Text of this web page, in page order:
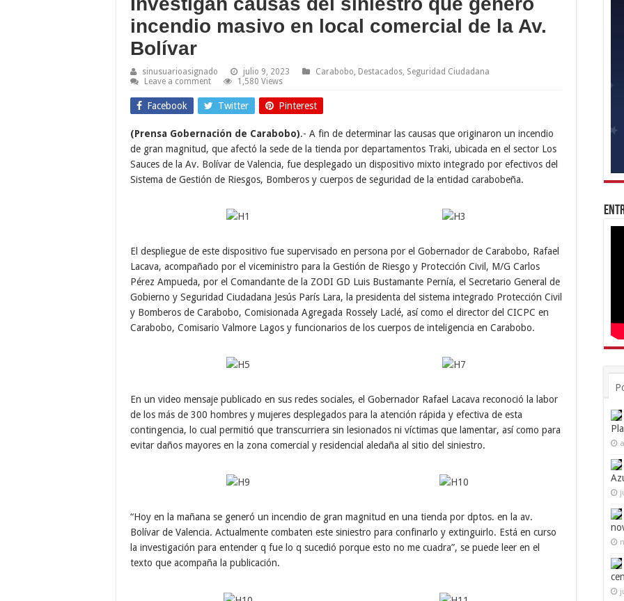
incendio masivo en local comercial de la Av.
Bolívar
sinusuarioasignado julio 9, 2023 Carabobo Destacados Seguridad Ciudadana
Leave a comment
1,580 Views
Facebook Twitter Pinterest
(Prensa Gobernación de Carabobo).- A fin de determinar las causas que originaron un incendio
de gran magnitud, que afectó la sede de la tienda por departamentos Traki, ubicada en el sector Los
Sauces de la Av. Bolívar de Valencia, fue desplegado un dispositivo mixto integrado por efectivos del
Sistema de Gestión de Riesgos, Bomberos y cuerpos de seguridad de la entidad carabobeña.
El despliegue de este dispositivo fue supervisado en persona por el Gobernador de Carabobo, Rafael
Lacava, acompañado por el viceministro para la Gestión de Riesgo y Protección Civil, M/G Carlos
Pérez Ampueda, por el Comandante de la ZODI GD Luis Bustamante Pernía, el Secretario General de
Gobierno y Seguridad Ciudadana Jesús París Lara, la presidenta del sistema integrado Protección Civil
y Bomberos de Carabobo, Comisionada Agregada Rossely Laclé, así como el director del CICPC en
Carabobo, Comisario Valmore Lagos y funcionarios de los cuerpos de inteligencia en Carabobo.
En un video mensaje publicado en sus redes sociales, el Gobernador Rafael Lacava reconoció la labor
de los más de 300 hombres y mujeres desplegados para la atención rápida y efectiva de esta
contingencia, lo cual permitió que transcurriera sin lesionados ni víctimas que lamentar, así como para
evitar daños mayores en la zona comercial y residencial aledaña al sitio del siniestro.
“Hoy en la mañana se generó un incendio de gran magnitud en una tienda por dptos. en la av.
Bolívar de Valencia. Actualmente combaten este siniestro para confinarlo y extinguirlo. Está en curso
la investigación para entender q fue lo q sucedió porque esto no me cuadra”, se puede leer en el
texto que acompaña la publicación.